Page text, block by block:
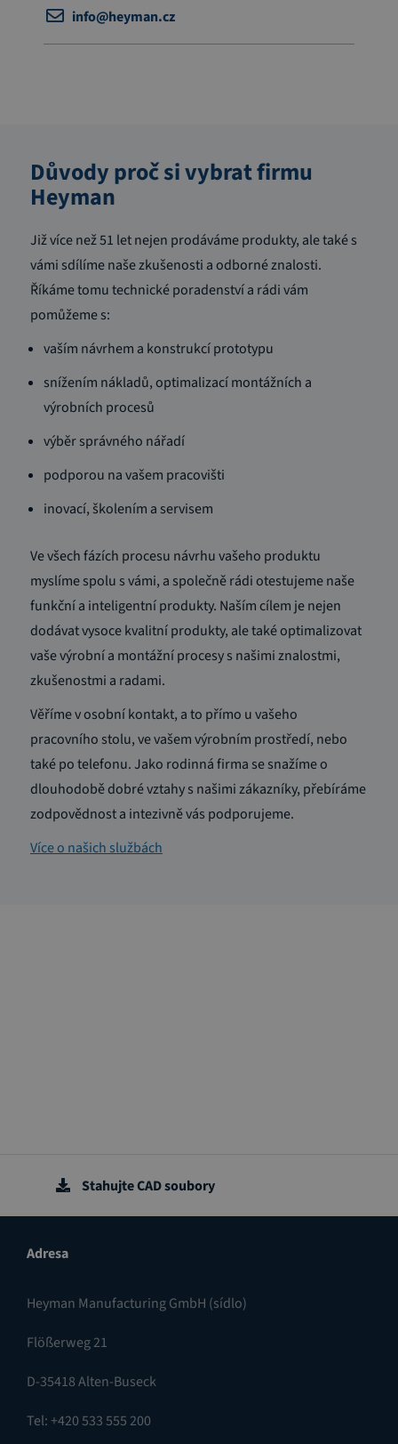
info@heyman.cz
Důvody proč si vybrat firmu
Heyman
Již více než 51 let nejen prodáváme produkty, ale také s
vámi sdílíme naše zkušenosti a odborné znalosti.
Říkáme tomu technické poradenství a rádi vám
pomůžeme s:
vaším návrhem a konstrukcí prototypu
snížením nákladů, optimalizací montážních a
výrobních procesů
výběr správného nářadí
podporou na vašem pracovišti
inovací, školením a servisem
Ve všech fázích procesu návrhu vašeho produktu
myslíme spolu s vámi, a společně rádi otestujeme naše
funkční a inteligentní produkty. Naším cílem je nejen
dodávat vysoce kvalitní produkty, ale také optimalizovat
vaše výrobní a montážní procesy s našimi znalostmi,
zkušenostmi a radami.
Věříme v osobní kontakt, a to přímo u vašeho
pracovního stolu, ve vašem výrobním prostředí, nebo
také po telefonu. Jako rodinná firma se snažíme o
dlouhodobě dobré vztahy s našimi zákazníky, přebíráme
zodpovědnost a intezivně vás podporujeme.
Více o našich službách
Stahujte CAD soubory
Adresa
Heyman Manufacturing GmbH (sídlo)
Flößerweg 21
D-35418 Alten-Buseck
Tel: +420 533 555 200